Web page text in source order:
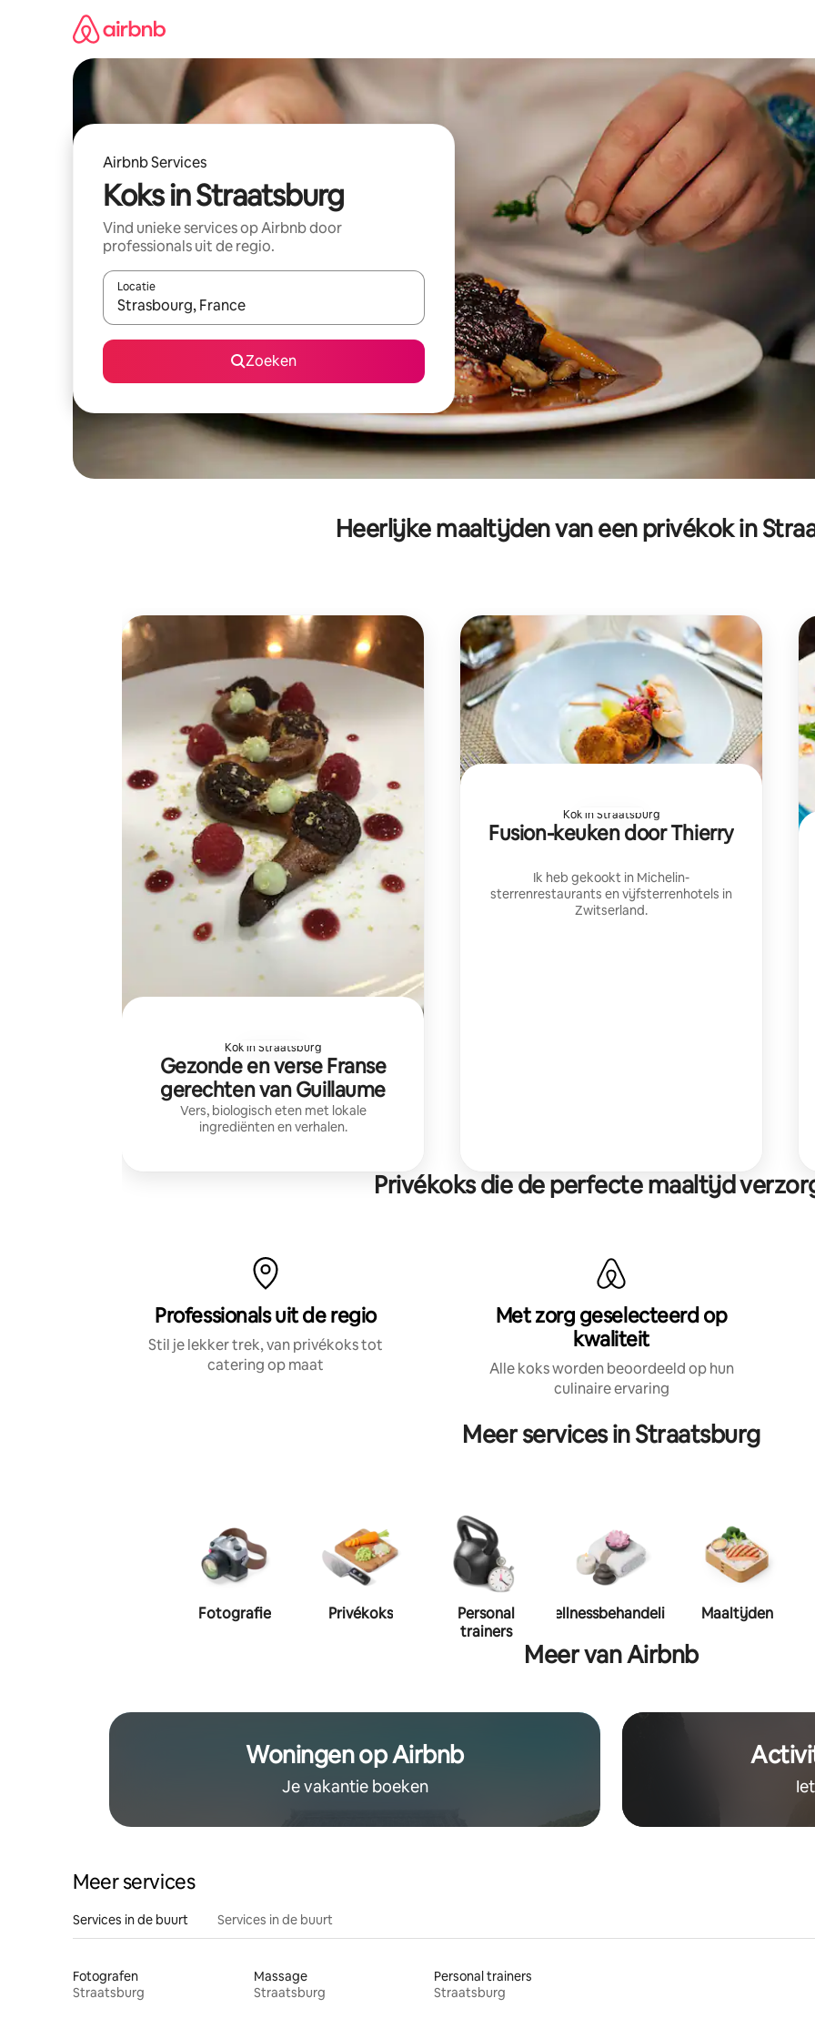
Airbnb Services
Koks in Straatsburg
Vind unieke services op Airbnb door
professionals uit de regio.
Locatie
Wanneer er suggesties beschikbaar zijn, maak je een keuze met je de pijltjestoetsen omhoog en omlaag, óf door te
Zoeken
Heerlijke maaltijden van een privékok in
Kok in Straatsburg
Gezonde en verse Franse
gerechten van Guillaume
Vers, biologisch eten met lokale
ingrediënten en verhalen.
Kok in Straatsburg
Fusion-keuken door Thierry
Ik heb gekookt in Michelin-
sterrenrestaurants en vijfsterrenhotels in
Zwitserland.
Privékoks die de perfecte maaltijd
Professionals uit de regio
Stil je lekker trek, van privékoks tot
catering op maat
Met zorg geselecteerd op
kwaliteit
Alle koks worden beoordeeld op hun
culinaire ervaring
Meer services in Straatsburg
Fotografie Privékoks
Personal
trainers
Wellnessbehandeling Maaltijden
Meer van Airbnb
Woningen op Airbnb
Je vakantie boeken
Meer services
Services in de buurt Services in de buurt
Fotografen
Straatsburg
Massage
Straatsburg
Personal trainers
Straatsburg